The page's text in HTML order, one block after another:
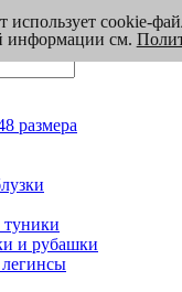
размера
туники
и рубашки
использует cookie-
информации см.